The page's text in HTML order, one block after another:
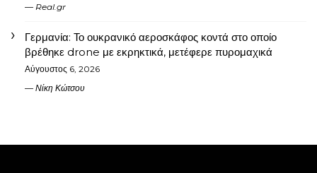
Real.gr
Γερμανία: Το ουκρανικό αεροσκάφος κοντά στο οποίο
βρέθηκε drone με εκρηκτικά, μετέφερε πυρομαχικά
Αύγουστος 6, 2026
Νίκη Κώτσου